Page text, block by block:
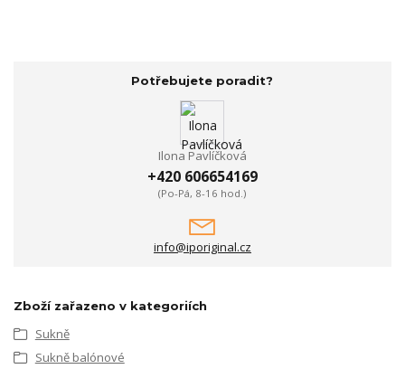
Potřebujete poradit?
Ilona Pavlíčková
+420 606654169
(Po-Pá, 8-16 hod.)
info@iporiginal.cz
Zboží zařazeno v kategoriích
Sukně
Sukně balónové